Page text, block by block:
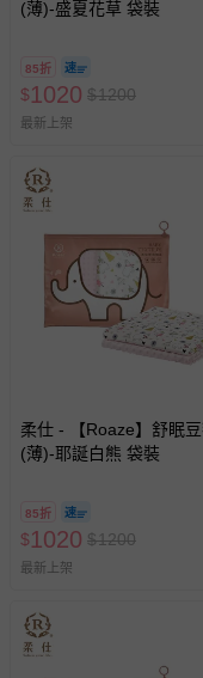
(薄)-盛夏花草 袋裝
85折
$1020 $1200
最新上架
柔仕 - 【Roaze】舒眠
(薄)-耶誕白熊 袋裝
85折
$1020 $1200
最新上架